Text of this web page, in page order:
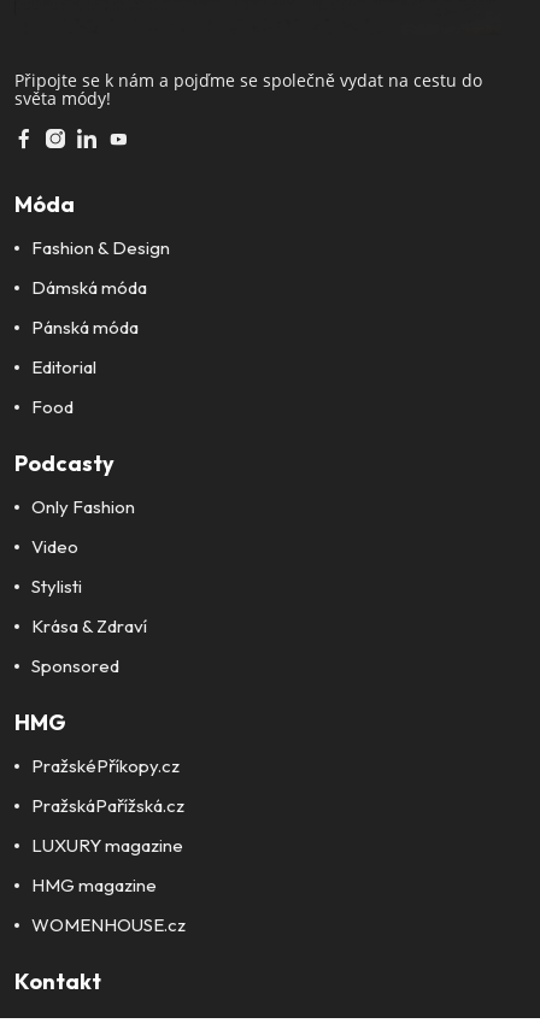
Připojte se k nám a pojďme se společně vydat na cestu do
světa módy!
Móda
Fashion & Design
Dámská móda
Pánská móda
Editorial
Food
Podcasty
Only Fashion
Video
Stylisti
Krása & Zdraví
Sponsored
HMG
PražskéPříkopy.cz
PražskáPařížská.cz
LUXURY magazine
HMG magazine
WOMENHOUSE.cz
Kontakt
O nás